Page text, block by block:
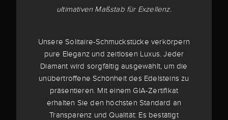
ultimativen Maßstab für Exzellenz.
Unsere Solitaire-Schmuckstücke verkörpern
pure Eleganz und zeitlosen Luxus. Jeder
Diamant wird sorgfältig ausgewählt, um die
unübertroffene Schönheit des Edelsteins zu
präsentieren. Mit einem GIA-Zertifikat
erhalten Sie den höchsten Standard an
Transparenz und Qualität: Es bestätigt